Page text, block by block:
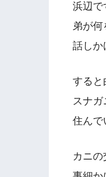
浜辺で
弟が何
話しか
すると
スナガ
住んで
カニの